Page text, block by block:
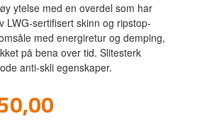
ytelse med en overdel som har
LWG-sertifisert skinn og ripstop-
med energiretur og demping,
på bena over tid. Slitesterk
anti-skli egenskaper.